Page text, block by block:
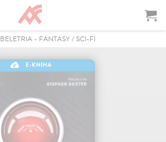
BELETRIA- FANTASY / SCI-FI
E-KNIHA